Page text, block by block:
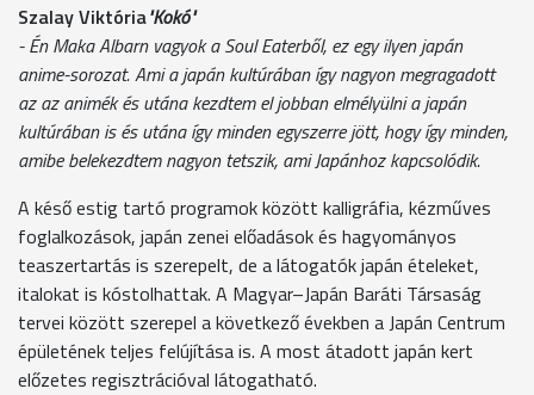
Szalay Viktória"Kokó"
- Én Maka Albarn vagyok a Soul Eaterből, ez egy ilyen japán
anime-sorozat. Ami a japán kultúrában így nagyon megragadott
az az animék és utána kezdtem el jobban elmélyülni a japán
kultúrában is és utána így minden egyszerre jött, hogy így minden,
amibe belekezdtem nagyon tetszik, ami Japánhoz kapcsolódik.
A késő estig tartó programok között kalligráfia, kézműves
foglalkozások, japán zenei előadások és hagyományos
teaszertartás is szerepelt, de a látogatók japán ételeket,
italokat is kóstolhattak. A Magyar–Japán Baráti Társaság
tervei között szerepel a következő években a Japán Centrum
épületének teljes felújítása is. A most átadott japán kert
előzetes regisztrációval látogatható.